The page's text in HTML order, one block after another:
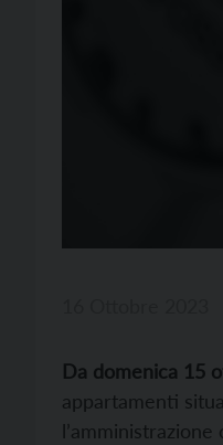
Da domenica 15
appartamenti